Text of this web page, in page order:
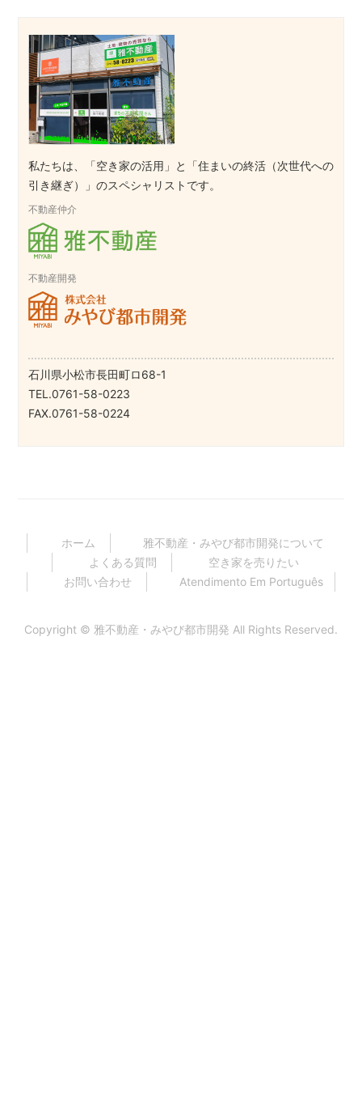
私たちは、「空き家の活用」と「住まいの終活（次世代への
引き継ぎ）」のスペシャリストです。
不動産仲介
不動産開発
石川県小松市長田町ロ68-1
TEL.0761-58-0223
FAX.0761-58-0224
ホーム
雅不動産・みやび都市開発について
よくある質問
空き家を売りたい
お問い合わせ
Atendimento Em Português
Copyright © 雅不動産・みやび都市開発 All Rights Reserved.